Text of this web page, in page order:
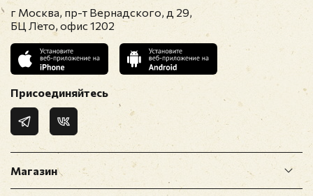
Магазин
г Москва, пр-т Вернадского, д 29,
БЦ Лето, офис 1202
Присоединяйтесь